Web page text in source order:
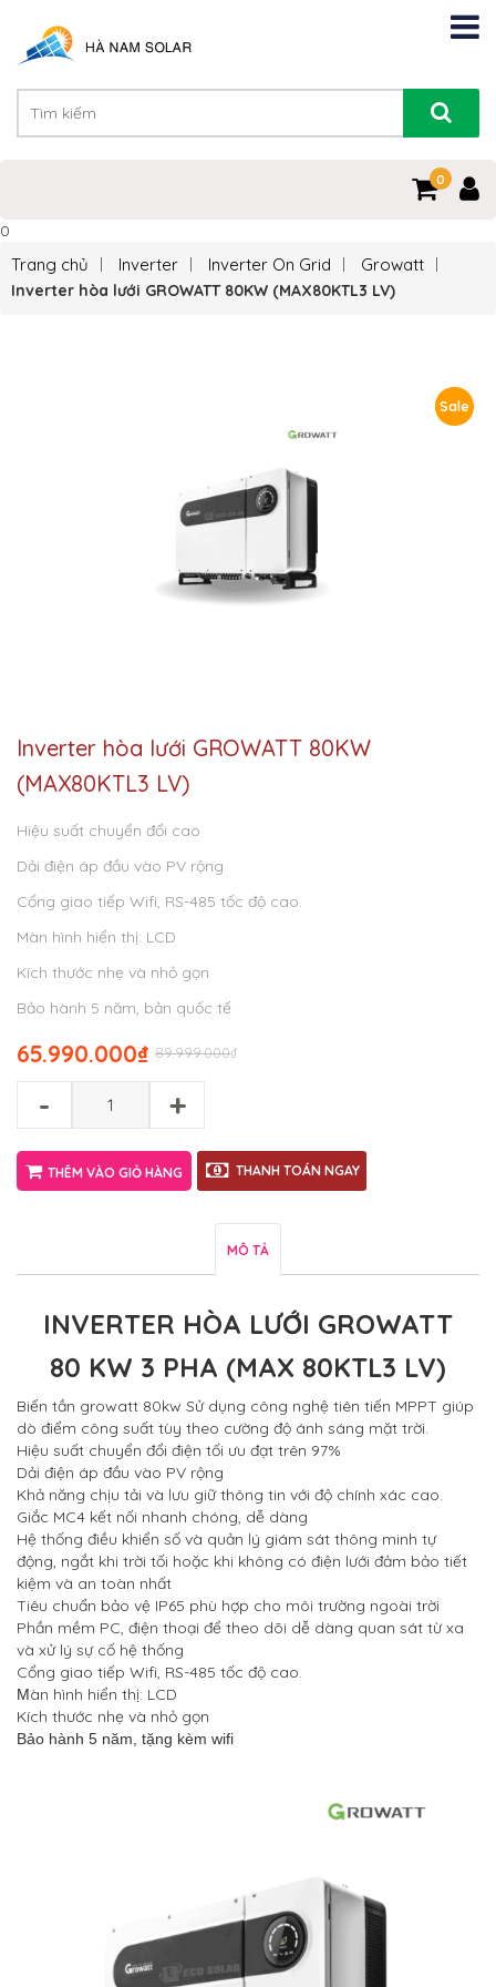
0
0
Trang chủ Inverter Inverter On Grid Growatt
Inverter hòa lưới GROWATT 80KW (MAX80KTL3 LV)
Sale
Inverter hòa lưới GROWATT 80KW
(MAX80KTL3 LV)
Hiệu suất chuyển đổi cao
Dải điện áp đầu vào PV rộng
Cổng giao tiếp Wifi, RS-485 tốc độ cao.
Màn hình hiển thị: LCD
Kích thước nhẹ và nhỏ gọn
Bảo hành 5 năm, bản quốc tế
₫
89.999.000
₫
65.990.000
- +
THÊM VÀO GIỎ HÀNG THANH TOÁN NGAY
MÔ TẢ
INVERTER HÒA LƯỚI GROWATT
80 KW 3 PHA (MAX 80KTL3 LV)
Biến tần growatt 80kw Sử dụng công nghệ tiên tiến MPPT giúp
dò điểm công suất tùy theo cường độ ánh sáng mặt trời.
Hiệu suất chuyển đổi điện tối ưu đạt trên 97%
Dải điện áp đầu vào PV rộng
Khả năng chịu tải và lưu giữ thông tin với độ chính xác cao.
Giắc MC4 kết nối nhanh chóng, dễ dàng
Hệ thống điều khiển số và quản lý giám sát thông minh tự
động, ngắt khi trời tối hoặc khi không có điện lưới đảm bảo tiết
kiệm và an toàn nhất
Tiêu chuẩn bảo vệ IP65 phù hợp cho môi trường ngoài trời
Phần mềm PC, điện thoại để theo dõi dễ dàng quan sát từ xa
và xử lý sự cố hệ thống
Cổng giao tiếp Wifi, RS-485 tốc độ cao.
Màn hình hiển thị: LCD
Kích thước nhẹ và nhỏ gọn
Bảo hành 5 năm, tặng kèm wifi